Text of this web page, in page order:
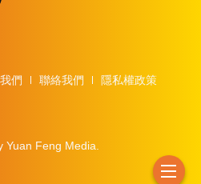
們 聯絡我們
隱私權政策
Feng Media.